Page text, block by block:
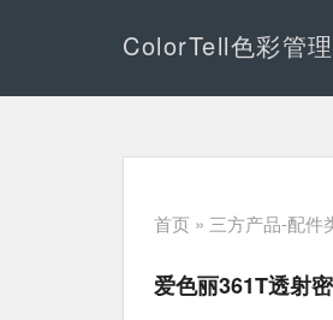
ColorTell色彩管理
首页 » 三方产品-配件
爱色丽361T透射